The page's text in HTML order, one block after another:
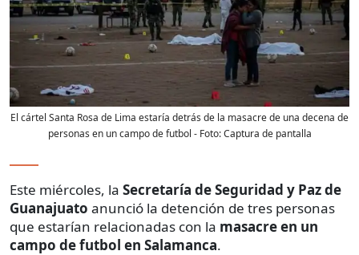
El cártel Santa Rosa de Lima estaría detrás de la masacre de una decena de
personas en un campo de futbol - Foto:Captura de pantalla
Este miércoles, la Secretaría de Seguridad y Paz de
Guanajuato anunció la detención de tres personas
que estarían relacionadas con la masacre en un
campo de futbol en Salamanca.